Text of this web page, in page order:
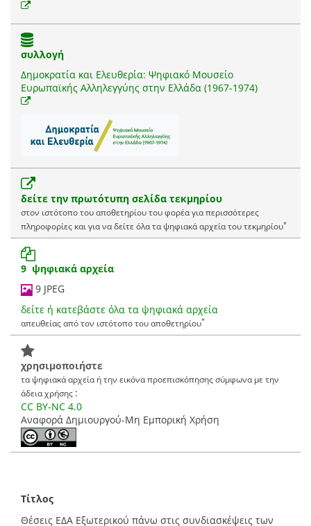
συλλογή
Δημοκρατία και Ελευθερία: Ψηφιακό Μουσείο
Ευρωπαϊκής Αλληλεγγύης στην Ελλάδα (1967-1974)
δείτε την πρωτότυπη σελίδα τεκμηρίου
στον ιστότοπο του αποθετηρίου του φορέα για περισσότερες
πληροφορίες και για να δείτε όλα τα ψηφιακά αρχεία του τεκμηρίου*
9 ψηφιακά αρχεία
9 JPEG
δείτε ή κατεβάστε όλα τα ψηφιακά αρχεία
απευθείας από τον ιστότοπο του αποθετηρίου*
χρησιμοποιήστε
τα ψηφιακά αρχεία ή την εικόνα προεπισκόπησης σύμφωνα με την
άδεια χρήσης :
CC BY-NC 4.0
Αναφορά Δημιουργού-Μη Εμπορική Χρήση
Τίτλος
Θέσεις ΕΔΑ Εξωτερικού πάνω στις συνδιασκέψεις των